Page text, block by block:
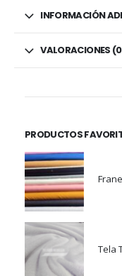
INFORMACIÓN
VALORACIONES
PRODUCTOS
Tela